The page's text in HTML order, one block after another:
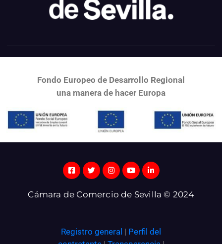
Fondo Europeo de Desarrollo Regional
una manera de hacer Europa
Cámara de Comercio de Sevilla © 2024
Registro general | Perfil del